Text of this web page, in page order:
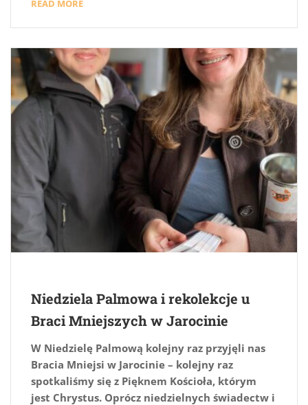
READ MORE
Niedziela Palmowa i rekolekcje u
Braci Mniejszych w Jarocinie
W Niedzielę Palmową kolejny raz przyjęli nas
Bracia Mniejsi w Jarocinie – kolejny raz
spotkaliśmy się z Pięknem Kościoła, którym
jest Chrystus. Oprócz niedzielnych świadectw i